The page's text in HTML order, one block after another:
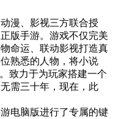
漫、影视三方联合授
版手游。游戏不仅完美
命运、联动影视打造真
熟悉的人物，将小说
致力于为玩家搭建一个
需三十年，现在，此
电脑版进行了专属的键